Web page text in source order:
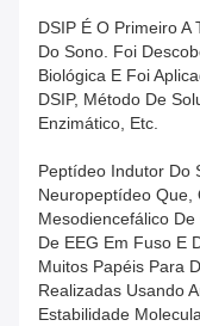
DSIP É O Primeiro A
Do Sono. Foi
Biológica E Foi
DSIP, Método De
Enzimático, Etc.
Peptídeo Indutor Do
Neuropeptídeo Que,
Mesodiencefálico
De EEG Em Fuso E
Muitos Papéis Para
Realizadas Usando
Estabilidade